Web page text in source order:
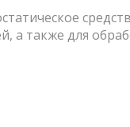
а также для